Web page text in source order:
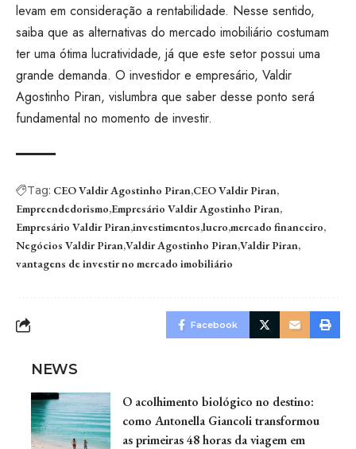
levam em consideração a rentabilidade. Nesse sentido,
saiba que as alternativas do mercado imobiliário costumam
ter uma ótima lucratividade, já que este setor possui uma
grande demanda. O investidor e empresário, Valdir
Agostinho Piran, vislumbra que saber desse ponto será
fundamental no momento de investir.
Tag: CEO Valdir Agostinho Piran CEO Valdir Piran
Empreendedorismo Empresário Valdir Agostinho Piran
Empresário Valdir Piraninvestimentos lucro mercado financeiro
Negócios Valdir PiranValdir Agostinho PiranValdir Piran
vantagens de investir no mercado imobiliário
Facebook
NEWS
O acolhimento biológico no destino:
como Antonella Giancoli transformou
as primeiras 48 horas da viagem em